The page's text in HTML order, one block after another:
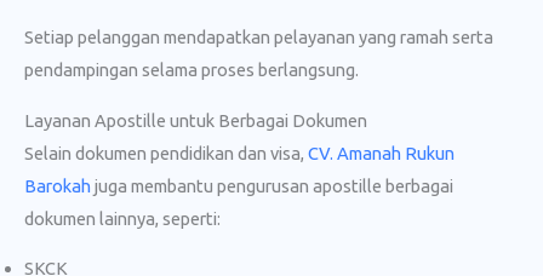
Setiap pelanggan mendapatkan pelayanan yang ramah serta
pendampingan selama proses berlangsung.
Layanan Apostille untuk Berbagai Dokumen
Selain dokumen pendidikan dan visa, CV. Amanah Rukun
Barokah juga membantu pengurusan apostille berbagai
dokumen lainnya, seperti:
SKCK